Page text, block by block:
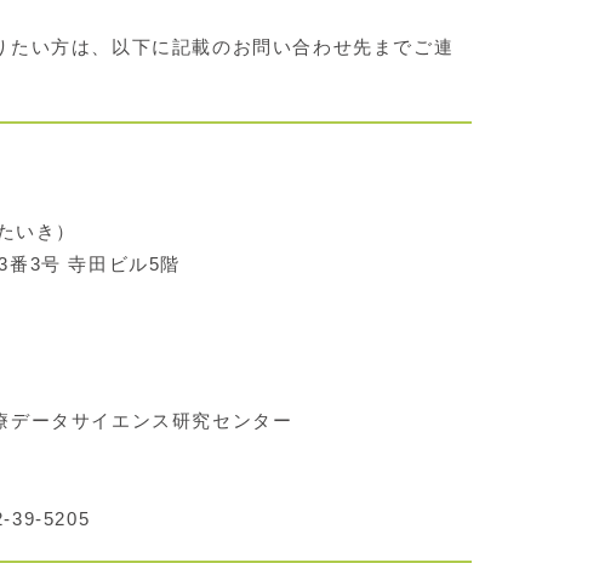
い方は、以下に記載のお問い合わせ先までご連
き）
3号 寺田ビル5階
ータサイエンス研究センター
39-5205